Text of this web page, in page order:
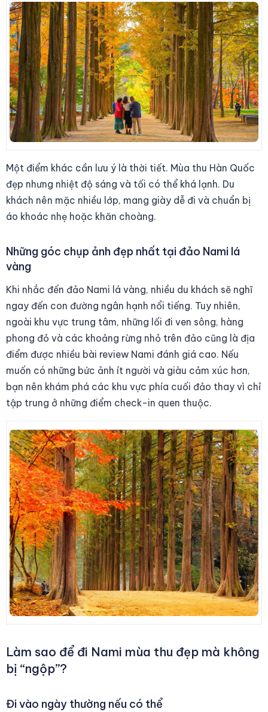
Một điểm khác cần lưu ý là thời tiết. Mùa thu Hàn Quốc
đẹp nhưng nhiệt độ sáng và tối có thể khá lạnh. Du
khách nên mặc nhiều lớp, mang giày dễ đi và chuẩn bị
áo khoác nhẹ hoặc khăn choàng.
Những góc chụp ảnh đẹp nhất tại đảo Nami lá
vàng
Khi nhắc đến đảo Nami lá vàng, nhiều du khách sẽ nghĩ
ngay đến con đường ngân hạnh nổi tiếng. Tuy nhiên,
ngoài khu vực trung tâm, những lối đi ven sông, hàng
phong đỏ và các khoảng rừng nhỏ trên đảo cũng là địa
điểm được nhiều bài review Nami đánh giá cao. Nếu
muốn có những bức ảnh ít người và giàu cảm xúc hơn,
bạn nên khám phá các khu vực phía cuối đảo thay vì chỉ
tập trung ở những điểm check-in quen thuộc.
Làm sao để đi Nami mùa thu đẹp mà không
bị “ngộp”?
Đi vào ngày thường nếu có thể